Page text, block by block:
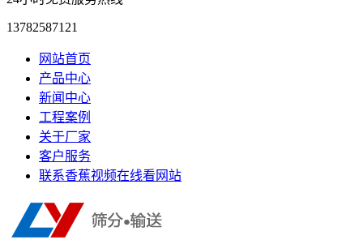
13782587121
网站首页
产品中心
新闻中心
工程案例
关于厂家
客户服务
联系香蕉视频在线看网站